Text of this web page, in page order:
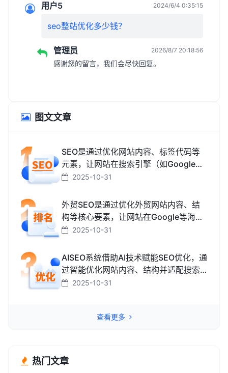
用户5 2024/6/4 0:35:15
seo整站优化多少钱？
管理员 2026/8/7 20:18:56
感谢您的留言，我们会尽快回复。
图文文章
SEO是通过优化网站内容、标签代码等
元素，让网站在搜索引擎（如Google、
百度、搜狗、必应）中排名更靠前，从
2025-10-31
外贸SEO是通过优化外贸网站内容、结
构等核心要素，让网站在Google等海外
搜索引擎中排名靠前，获取海外精准流
2025-10-31
AISEO系统借助AI技术赋能SEO优化，通
过智能优化网站内容、结构并适配搜索
引擎规则，助力网站快速提升排名，从
2025-10-31
查看更多
热门文章